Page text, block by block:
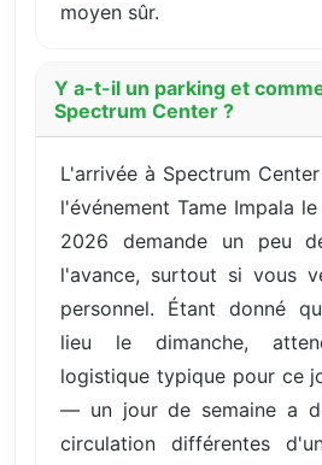
moyen sûr.
Y a-t-il un parking et
Spectrum Center ?
L'arrivée à Spectrum
l'événement Tame Impala
2026 demande un peu
l'avance, surtout si vous
personnel. Étant donné
lieu le dimanche,
logistique typique pour ce
— un jour de semaine a
circulation différentes